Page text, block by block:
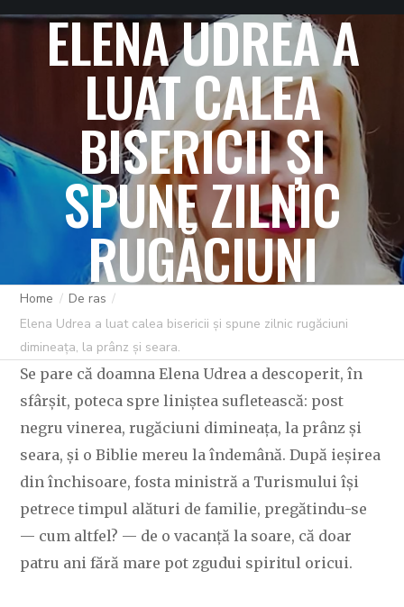
ELENA UDREA A
LUAT CALEA
BISERICII ȘI
SPUNE ZILNIC
RUGĂCIUNI
DIMINEAȚA, LA
PRÂNZ ȘI SEARA.
C OVIDIU 1 DECEMBRIE 2025 223 LIKES
Home
De ras
Elena Udrea a luat calea bisericii și spune zilnic rugăciuni
dimineața, la prânz și seara.
Se pare că doamna Elena Udrea a descoperit, în
sfârșit, poteca spre liniștea sufletească: post
negru vinerea, rugăciuni dimineața, la prânz și
seara, și o Biblie mereu la îndemână. După ieșirea
din închisoare, fosta ministră a Turismului își
petrece timpul alături de familie, pregătindu-se
— cum altfel? — de o vacanță la soare, că doar
patru ani fără mare pot zgudui spiritul oricui.